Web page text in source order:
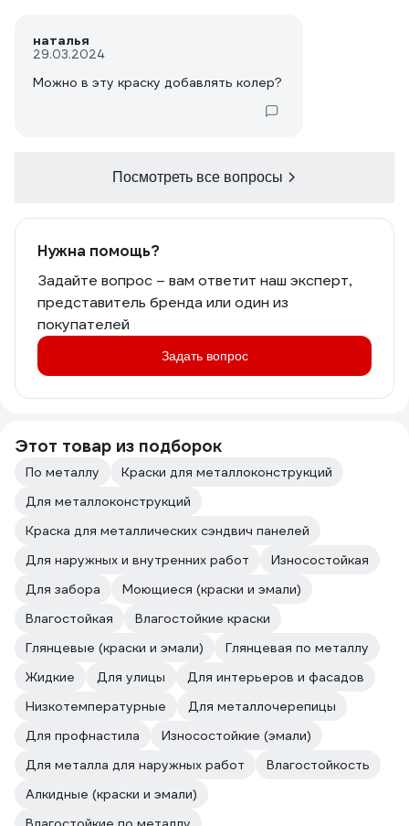
наталья
29.03.2024
Можно в эту краску добавлять колер?
Посмотреть все вопросы
Нужна помощь?
Задайте вопрос – вам ответит наш эксперт,
представитель бренда или один из
покупателей
Задать вопрос
Этот товар из подборок
По металлу
Краски для металлоконструкций
Для металлоконструкций
Краска для металлических сэндвич панелей
Для наружных и внутренних работ
Износостойкая
Для забора
Моющиеся (краски и эмали)
Влагостойкая
Влагостойкие краски
Глянцевые (краски и эмали)
Глянцевая по металлу
Жидкие
Для улицы
Для интерьеров и фасадов
Низкотемпературные
Для металлочерепицы
Для профнастила
Износостойкие (эмали)
Для металла для наружных работ
Влагостойкость
Алкидные (краски и эмали)